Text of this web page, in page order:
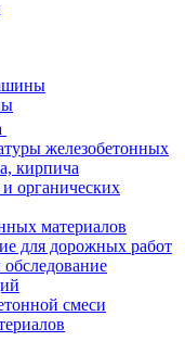
железобетонных
кирпича
органических
материалов
для дорожных работ
обследование
смеси